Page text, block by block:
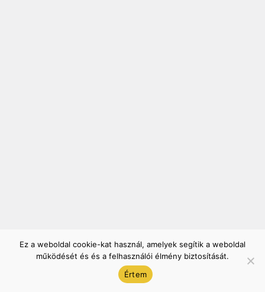
Ez a weboldal cookie-kat használ, amelyek segítik a weboldal
működését és és a felhasználói élmény biztosítását.
Értem